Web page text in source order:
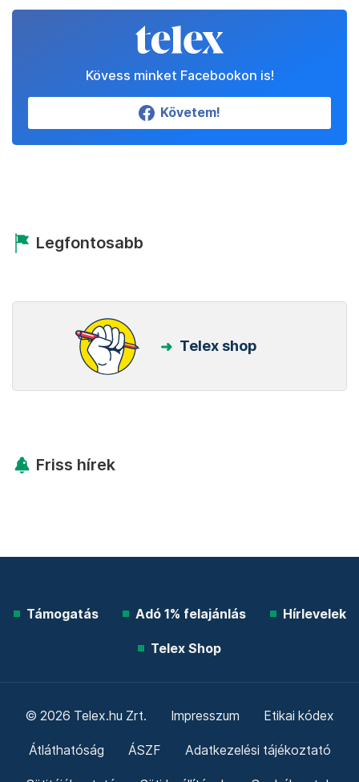
Kövess minket Facebookon is!
Követem!
Legfontosabb
Telex shop
Friss hírek
Támogatás Adó 1% felajánlás Hírlevelek
Telex Shop
© 2026 Telex.hu Zrt. Impresszum Etikai kódex
Átláthatóság ÁSZF Adatkezelési tájékoztató